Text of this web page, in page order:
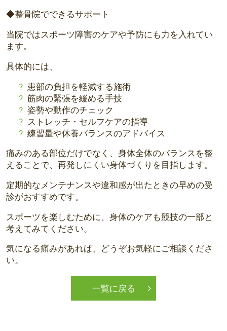
◆整骨院でできるサポート
当院ではスポーツ障害のケアや予防にも力を入れてい
ます。
具体的には、
患部の負担を軽減する施術
筋肉の緊張を緩める手技
姿勢や動作のチェック
ストレッチ・セルフケアの指導
練習量や休養バランスのアドバイス
痛みのある部位だけでなく、身体全体のバランスを整
えることで、 再発しにくい身体づくりを目指します。
定期的なメンテナンスや違和感が出たときの早めの受
診がおすすめです。
スポーツを楽しむために、 身体のケアも競技の一部と
考えてみてください。
気になる痛みがあれば、どうぞお気軽にご相談くださ
い。
一覧に戻る